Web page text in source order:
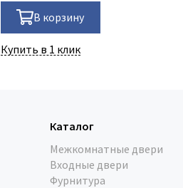
В корзину
Купить в 1 клик
Каталог
Межкомнатные двери
Входные двери
Фурнитура